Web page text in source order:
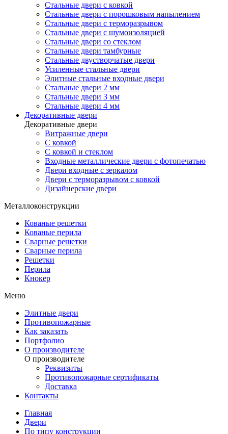
Стальные двери с ковкой
Стальные двери с порошковым напылением
Стальные двери с терморазрывом
Стальные двери с шумоизоляцией
Стальные двери со стеклом
Стальные двери тамбурные
Стальные двустворчатые двери
Усиленные стальные двери
Элитные стальные входные двери
Стальные двери 2 мм
Стальные двери 3 мм
Стальные двери 4 мм
Декоративные двери
Декоративные двери
Витражные двери
С ковкой
С ковкой и стеклом
Входные металлические двери с фотопечатью
Двери входные с зеркалом
Двери с терморазрывом с ковкой
Дизайнерские двери
Металлоконструкции
Кованые решетки
Кованые перила
Сварные решетки
Сварные перила
Решетки
Перила
Кнокер
Меню
Элитные двери
Противопожарные
Как заказать
Портфолио
О производителе
О производителе
Реквизиты
Противопожарные сертификаты
Доставка
Контакты
Главная
Двери
По типу конструкции